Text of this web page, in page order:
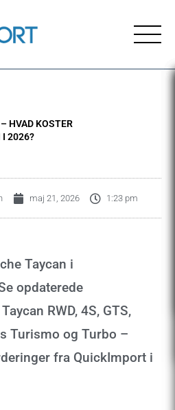
HVAD KOSTER
I 2026?
maj 21, 2026 1:23 pm
Taycan i
opdaterede
RWD, 4S, GTS,
Turismo og Turbo –
fra QuickImport i